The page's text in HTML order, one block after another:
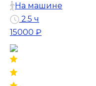
На машине
2.5 ч
15000 ₽